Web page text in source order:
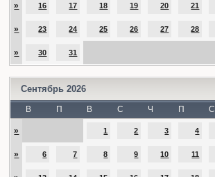
» 16 17 18 19 20 21
» 23 24 25 26 27 28
» 30 31
Сентябрь 2026
В П В С Ч П С
» 1 2 3 4
» 6 7 8 9 10 11